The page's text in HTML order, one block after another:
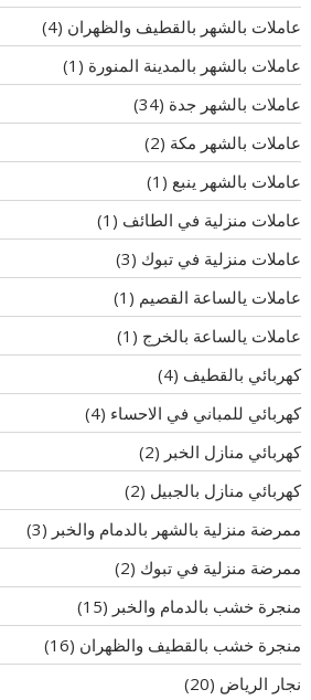
عاملات بالشهر بالقطيف والظهران (4)
عاملات بالشهر بالمدينة المنورة (1)
عاملات بالشهر جدة (34)
عاملات بالشهر مكة (2)
عاملات بالشهر ينبع (1)
عاملات منزلية في الطائف (1)
عاملات منزلية في تبوك (3)
عاملات يالساعة القصيم (1)
عاملات يالساعة بالخرج (1)
كهربائي بالقطيف (4)
كهربائي للمباني في الاحساء (4)
كهربائي منازل الخبر (2)
كهربائي منازل بالجبيل (2)
ممرضة منزلية بالشهر بالدمام والخبر (3)
ممرضة منزلية في تبوك (2)
منجرة خشب بالدمام والخبر (15)
منجرة خشب بالقطيف والظهران (16)
نجار الرياض (20)